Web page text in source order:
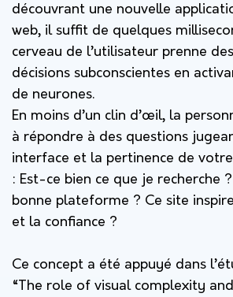
découvrant une nouvelle
web, il suffit de quelques
cerveau de l’utilisateur prenne
décisions subconscientes en
de neurones.
En moins d’un clin d’œil, la
à répondre à des questions
interface et la pertinence de
: Est-ce bien ce que je recherche
bonne plateforme ? Ce site
et la confiance ?
Ce concept a été appuyé dans
“The role of visual complexity